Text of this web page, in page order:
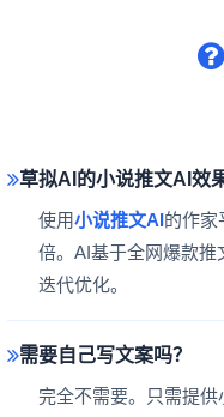
草拟AI的小说推文AI效
使用小说推文AI的作家
倍。AI基于全网爆款推
迭代优化。
需要自己写文案吗？
完全不需要。只需提供